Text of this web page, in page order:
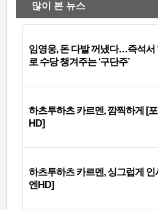
많이 본 뉴스
임영웅, 돈 다발 꺼냈다…즉석서
로 수당 챙겨주는 ‘구단주’
하츠투하츠 카르멘, 깜찍하게 [
HD]
하츠투하츠 카르멘, 싱그럽게 인
엔HD]